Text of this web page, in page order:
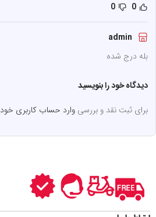
0
0
بله درج شده
دیدگاه خود را بنویسید
برای ثبت نقد و بررسیوارد حساب کاربری خود